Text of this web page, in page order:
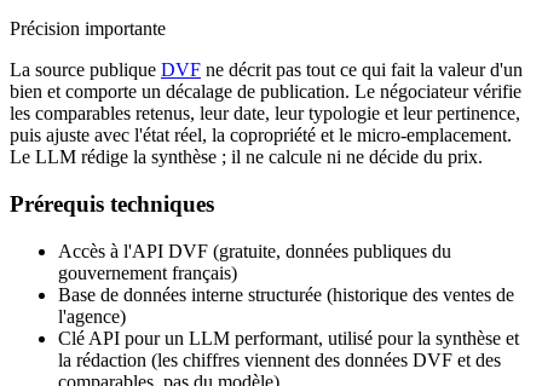
Précision importante
La source publique DVF ne décrit pas tout ce qui fait la valeur d'un
bien et comporte un décalage de publication. Le négociateur vérifie
les comparables retenus, leur date, leur typologie et leur pertinence,
puis ajuste avec l'état réel, la copropriété et le micro-emplacement.
Le LLM rédige la synthèse ; il ne calcule ni ne décide du prix.
Prérequis techniques
Accès à l'API DVF (gratuite, données publiques du
gouvernement français)
Base de données interne structurée (historique des ventes de
l'agence)
Clé API pour un LLM performant, utilisé pour la synthèse et
la rédaction (les chiffres viennent des données DVF et des
comparables, pas du modèle)